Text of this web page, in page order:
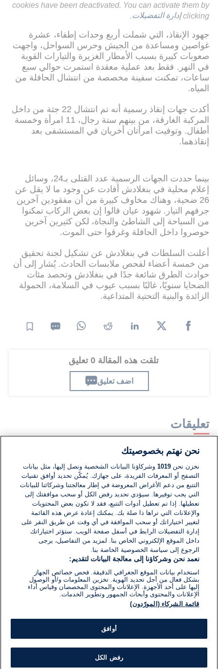
cookies have been deactivated. You can activate them by
clicking إدارة التفضيلات
جهود الإنقاذ، التي شملت أربع وحدات إطفاء، عشرة
غواصين ومساعدة من الجيش وحرس السواحل، واجهت
صعوبات كبيرة بسبب الأمطار الغزيرة والتيارات القوية
في النهر. فقط بعد عملية معقدة استمرت حوالي سبع
ساعات، تمكنت سفينة مخصصة من انتشال الحافلة من
المياه.
أكدت جهات إنقاذ رسمية أنه تم انتشال 22 جثة من داخل
المركبة الغارقة، من بينهم ستة رجال، 11 امرأة وخمسة
أطفال. وتوفيت امرأتان أخريان في المستشفى بعد
إنقاذهما.
بينما حددت الجهات الرسمية عدد القتلى بـ24، وسائل
إعلام محلية في بنغلادش أفادت عن وجود ما لا يقل عن
26 ضحية، وهناك مخاوف كبيرة من أن مفقودين آخرين
جرفهم التيار. شهود عيان قالوا إن بعض الركاب تمكنوا
من السباحة إلى الشاطئ والنجاة، لكن كثيرين آخرين
حوصروا داخل الحافلة وغرقوا حتى الموت.
أعلنت السلطات في بنغلادش عن تشكيل لجنة تحقيق
من خمسة أعضاء لفحص ملابسات الحادث. يُشار إلى أن
حوادث الطرق شائعة جدًا في بنغلادش وتحصد مئات
الضحايا سنويًا، غالبًا بسبب عيوب في السلامة، الحمولة
الزائدة والبنية التحتية المتداعية.
تلقت هذه المقالة 0 تعليق
اضف تعليق
تعليقات
لا توجد تعليقات مكتوبة حتى الآن. كن الأول!
اكتب تعليقًا جديدًا ...
نحن نهتم بخصوصيتك
نخزن نحن1019 وشركاؤنا البيانات الشخصية ونصل إليها، مثل بيانات
التصفح أو المعرفات الفريدة، على جهازك. يُمكّن تحديد أوافق تقنيات
التتبع من دعم الأغراض المعروضة في إطار معالجتنا وشركائنا للبيانات
التي يجب توفيرها. سيؤدي تحديد رفض الكل أو سحب موافقتك إلى
تعطيلها. إذا تم تعطيل أدوات التتبع، فقد لا تكون بعض المحتويات
والإعلانات التي تراها ذا صلة بك. يمكنك إعادة عرض هذه القائمة
لتغيير اختياراتك أو سحب الموافقة في أي وقت عن طريق النقر على
إدارة التفضيلات الرابط في أسفل صفحة الويب. ستؤثر اختياراتك
داخل الموقع الإلكتروني الخاص بنا. لمزيد من التفاصيل، يرجى
الرجوع إلى سياسة الخصوصية الخاصة بنا.
نعمد نحن وشركاؤنا إلى معالجة البيانات لتقديم:
استخدام بيانات الموقع الجغرافي الدقيقة. فحص خصائص الجهاز
بشكل فعال من أجل تحديد الهوية. تخزين المعلومات و/أو الوصول
إليها على أحد الأجهزة. الإعلانات والمحتوى المخصصان وقياس أداء
الإعلانات والمحتوى وأبحاث الجمهور وتطوير الخدمات.
قائمة الشركاء (المورّدون)
أوافق
رفض الكل